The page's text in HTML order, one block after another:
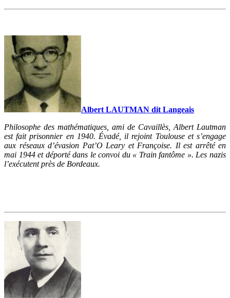
Albert LAUTMAN dit Langeais
Philosophe des mathématiques, ami de Cavaillès, Albert Lautman
est fait prisonnier en 1940. Évadé, il rejoint Toulouse et s’engage
aux réseaux d’évasion Pat’O Leary et Françoise. Il est arrêté en
mai 1944 et déporté dans le convoi du « Train fantôme ». Les nazis
l’exécutent près de Bordeaux.